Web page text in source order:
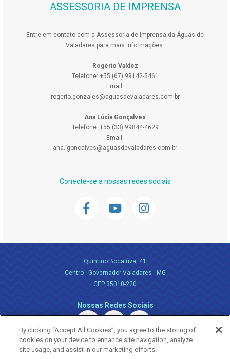
ASSESSORIA DE IMPRENSA
Entre em contato com a Assessoria de Imprensa da Águas de
Valadares para mais informações.
Rogério Valdez
Telefone: +55 (67) 99142-5461
Email:
rogerio.gonzales@aguasdevaladares.com.br
Ana Lúcia Gonçalves
Telefone: +55 (33) 99844-4629
Email:
ana.lgoncalves@aguasdevaladares.com.br
Conecte-se a nossas redes sociais
Quintino Bocaiúva, 41
Centro - Governador Valadares - MG
CEP 35010-220
Nossas Redes Sociais
By clicking “Accept All Cookies”, you agree to the storing of
cookies on your device to enhance site navigation, analyze
site usage, and assist in our marketing efforts.